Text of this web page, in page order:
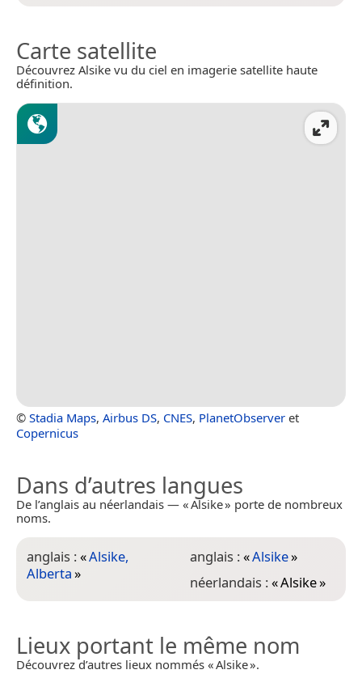
Carte satellite
Découvrez Alsike vu du ciel en imagerie satellite haute
définition.
© Stadia Maps, Airbus DS, CNES, PlanetObserver et
Copernicus
Dans d’autres langues
De l’anglais au néerlandais — « Alsike » porte de nombreux
noms.
anglais :«Alsike,
Alberta»
anglais :«Alsike»
néerlandais :«Alsike»
Lieux portant le même nom
Découvrez d’autres lieux nommés « Alsike ».